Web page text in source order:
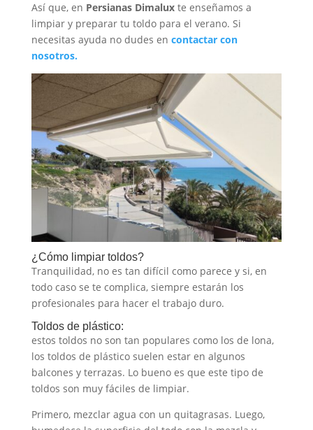
Así que, en Persianas Dimalux te enseñamos a
limpiar y preparar tu toldo para el verano. Si
necesitas ayuda no dudes en contactar con
nosotros.
¿Cómo limpiar toldos?
Tranquilidad, no es tan difícil como parece y si, en
todo caso se te complica, siempre estarán los
profesionales para hacer el trabajo duro.
Toldos de plástico:
estos toldos no son tan populares como los de lona,
los toldos de plástico suelen estar en algunos
balcones y terrazas. Lo bueno es que este tipo de
toldos son muy fáciles de limpiar.
Primero, mezclar agua con un quitagrasas. Luego,